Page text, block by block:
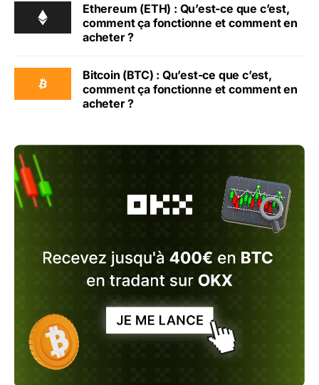
Ethereum (ETH) : Qu’est-ce que c’est,
comment ça fonctionne et comment en
acheter ?
Bitcoin (BTC) : Qu’est-ce que c’est,
comment ça fonctionne et comment en
acheter ?